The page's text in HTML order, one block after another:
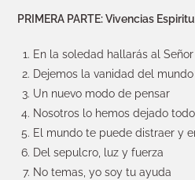
PRIMERA PARTE: Vivencias
En la soledad hallarás al Señor
Dejemos la vanidad del mundo
Un nuevo modo de pensar
Nosotros lo hemos dejado todo
El mundo te puede distraer y
Del sepulcro, luz y fuerza
No temas, yo soy tu ayuda